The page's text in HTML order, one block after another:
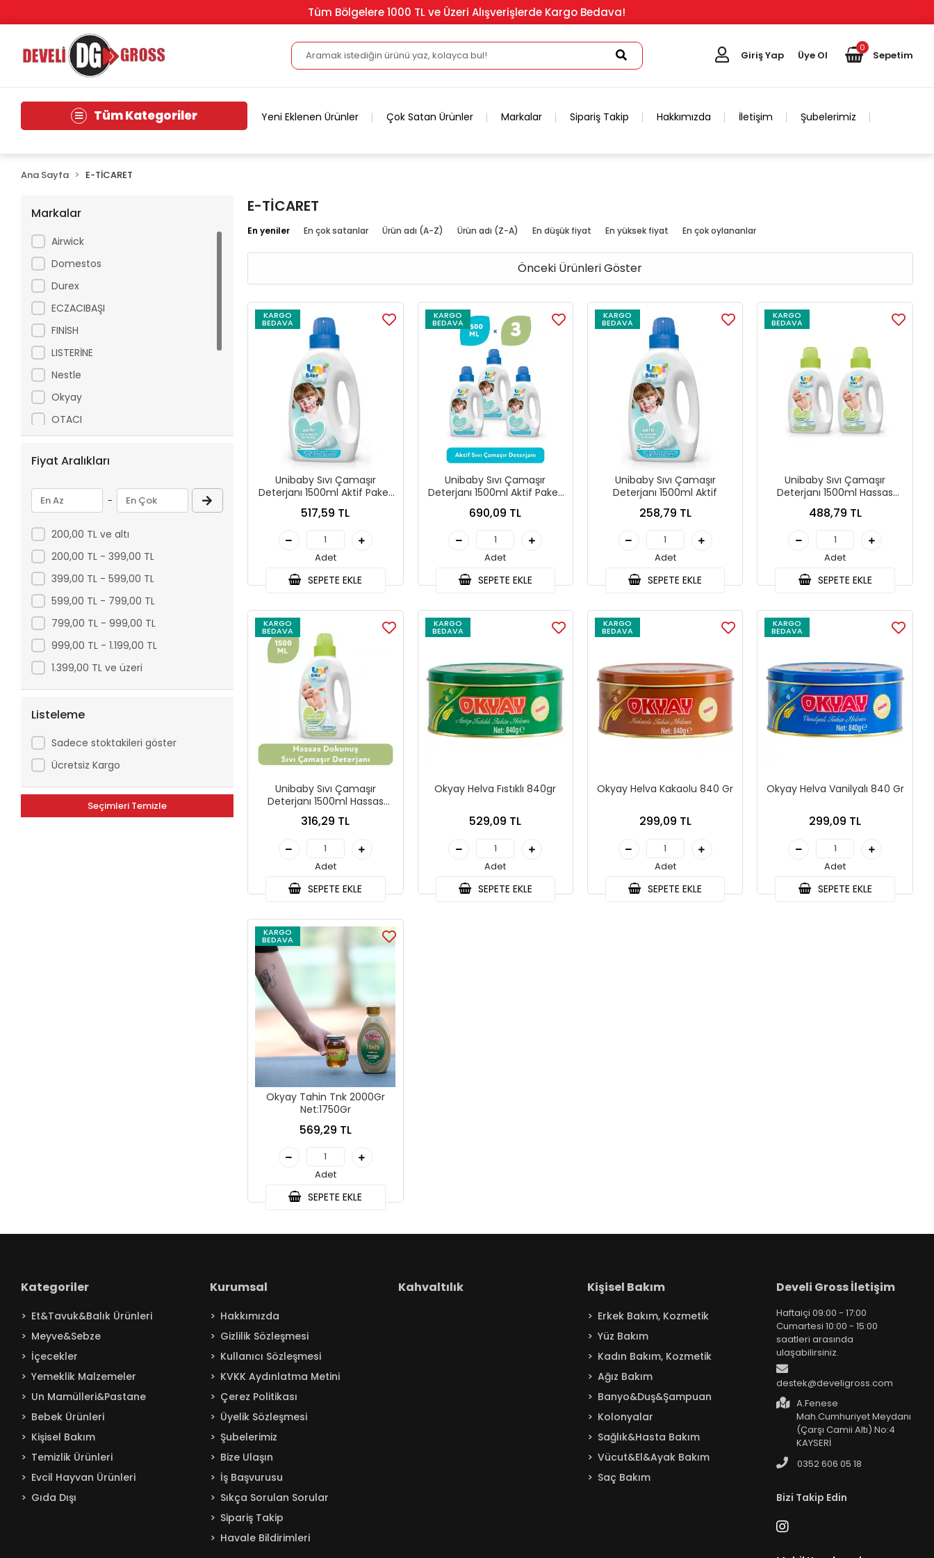
Tüm Bölgelere 1000 TL ve Üzeri Alışverişlerde Kargo Bedava!
Giriş Yap Üye Ol
0
Sepetim
Tüm Kategoriler Yeni Eklenen Ürünler Çok Satan Ürünler Markalar Sipariş Takip Hakkımızda İletişim Şubelerimiz
Ana Sayfa E-TİCARET
Markalar
Airwick
Domestos
Durex
ECZACIBAŞI
FINİSH
LISTERİNE
Nestle
Okyay
OTACI
PALMOLIVE
Solo
SUDOCREM
Ünibaby
Fiyat Aralıkları
-
200,00 TL ve altı
200,00 TL - 399,00 TL
399,00 TL - 599,00 TL
599,00 TL - 799,00 TL
799,00 TL - 999,00 TL
999,00 TL - 1.199,00 TL
1.399,00 TL ve üzeri
Listeleme
Sadece stoktakileri göster
Ücretsiz Kargo
Seçimleri Temizle
E-TİCARET
En yeniler En çok satanlar Ürün adı (A-Z) Ürün adı (Z-A) En düşük fiyat En yüksek fiyat En çok oylananlar
Önceki Ürünleri Göster
KARGO
BEDAVA
Unibaby Sıvı Çamaşır
Deterjanı 1500ml Aktif Paket
2li
517,59 TL
Adet
SEPETE EKLE
KARGO
BEDAVA
Unibaby Sıvı Çamaşır
Deterjanı 1500ml Aktif Paket
3lü
690,09 TL
Adet
SEPETE EKLE
KARGO
BEDAVA
Unibaby Sıvı Çamaşır
Deterjanı 1500ml Aktif
258,79 TL
Adet
SEPETE EKLE
KARGO
BEDAVA
Unibaby Sıvı Çamaşır
Deterjanı 1500ml Hassas
Dokunuş Paket 2li (YEŞİL)
488,79 TL
Adet
SEPETE EKLE
KARGO
BEDAVA
Unibaby Sıvı Çamaşır
Deterjanı 1500ml Hassas
Dokunuş ( 1 ADET YEŞİL)
316,29 TL
Adet
SEPETE EKLE
KARGO
BEDAVA
Okyay Helva Fıstıklı 840gr
529,09 TL
Adet
SEPETE EKLE
KARGO
BEDAVA
Okyay Helva Kakaolu 840 Gr
299,09 TL
Adet
SEPETE EKLE
KARGO
BEDAVA
Okyay Helva Vanilyalı 840 Gr
299,09 TL
Adet
SEPETE EKLE
KARGO
BEDAVA
Okyay Tahin Tnk 2000Gr
Net:1750Gr
569,29 TL
Adet
SEPETE EKLE
Kategoriler
Et&Tavuk&Balık Ürünleri
Meyve&Sebze
İçecekler
Yemeklik Malzemeler
Un Mamülleri&Pastane
Bebek Ürünleri
Kişisel Bakım
Temizlik Ürünleri
Evcil Hayvan Ürünleri
Gıda Dışı
Kurumsal
Hakkımızda
Gizlilik Sözleşmesi
Kullanıcı Sözleşmesi
KVKK Aydınlatma Metini
Çerez Politikası
Üyelik Sözleşmesi
Şubelerimiz
Bize Ulaşın
İş Başvurusu
Sıkça Sorulan Sorular
Sipariş Takip
Havale Bildirimleri
Kahvaltılık Kişisel Bakım
Erkek Bakım, Kozmetik
Yüz Bakım
Kadın Bakım, Kozmetik
Ağız Bakım
Banyo&Duş&Şampuan
Kolonyalar
Sağlık&Hasta Bakım
Vücut&El&Ayak Bakım
Saç Bakım
Develi Gross İletişim
Haftaiçi 09:00 - 17:00
Cumartesi 10:00 - 15:00
saatleri arasında
ulaşabilirsiniz.
destek@develigross.com
A.Fenese
Mah.Cumhuriyet Meydanı
(Çarşı Camii Altı) No:4
KAYSERİ
0352 606 05 18
Bizi Takip Edin